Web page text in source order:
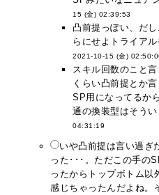
15 (金) 02:39:53
凸前提っぽい、だ
らにせよトライア
2021-10-15 (金)
スキル回数のこと
くらい凸前提とか
SP用になってるか
通の換装型はそう
04:31:19
いや凸前提は言い過ぎ
った･･･。ただこの手の
ったからトップボトム以
感じちゃったんだよね。